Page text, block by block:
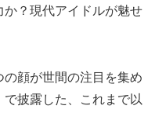
？現代アイドルが魅せ
顔が世間の注目を集め
披露した、これまで以